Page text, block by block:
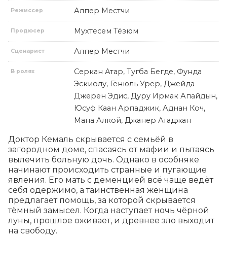
Режиссер Алпер Местчи
Продюсер Мухтесем Тёзюм
Сценарист Алпер Местчи
В ролях
Серкан Атар, Тугба Бегде, Фунда
Эскиолу, Гёнюль Урер, Джейда
Джерен Эдис, Дуру Ирмак Апайдын,
Юсуф Каан Арпаджик, Аднан Коч,
Мана Алкой, Джанер Атаджан
Доктор Кемаль скрывается с семьёй в
загородном доме, спасаясь от мафии и пытаясь
вылечить больную дочь. Однако в особняке
начинают происходить странные и пугающие
явления. Его мать с деменцией всё чаще ведёт
себя одержимо, а таинственная женщина
предлагает помощь, за которой скрывается
тёмный замысел. Когда наступает ночь чёрной
луны, прошлое оживает, и древнее зло выходит
на свободу.